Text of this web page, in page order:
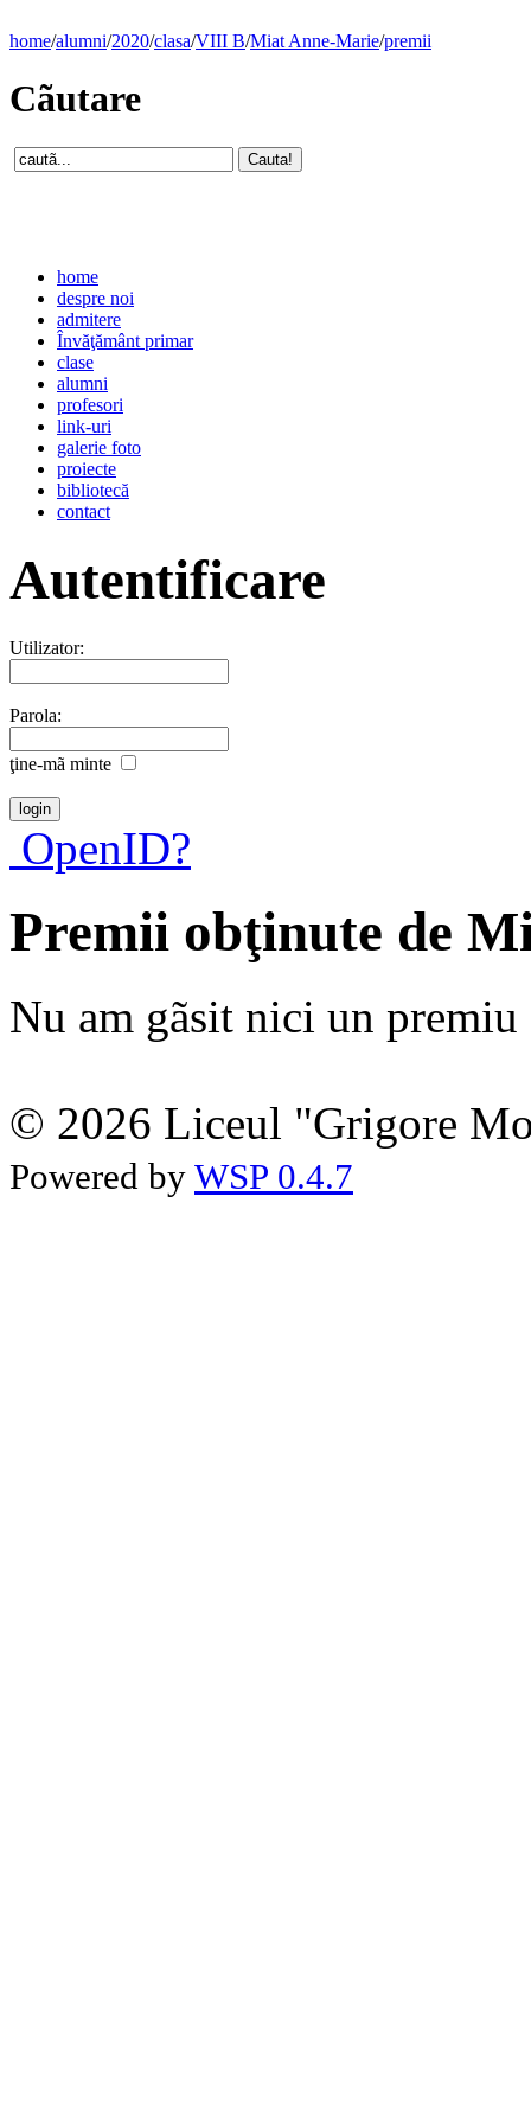
home/alumni/2020/clasa/VIII B/Miat Anne-Marie/premii
Cãutare
home
despre noi
admitere
Învăţământ primar
clase
alumni
profesori
link-uri
galerie foto
proiecte
bibliotecă
contact
Autentificare
Utilizator:
Parola:
ţine-mã minte
OpenID?
Premii obţinute de
Nu am gãsit nici un premiu
© 2026 Liceul "Grigore
Powered by WSP 0.4.7